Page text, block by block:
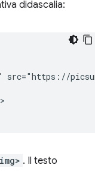
didascalia:
src="https://
. Il testo